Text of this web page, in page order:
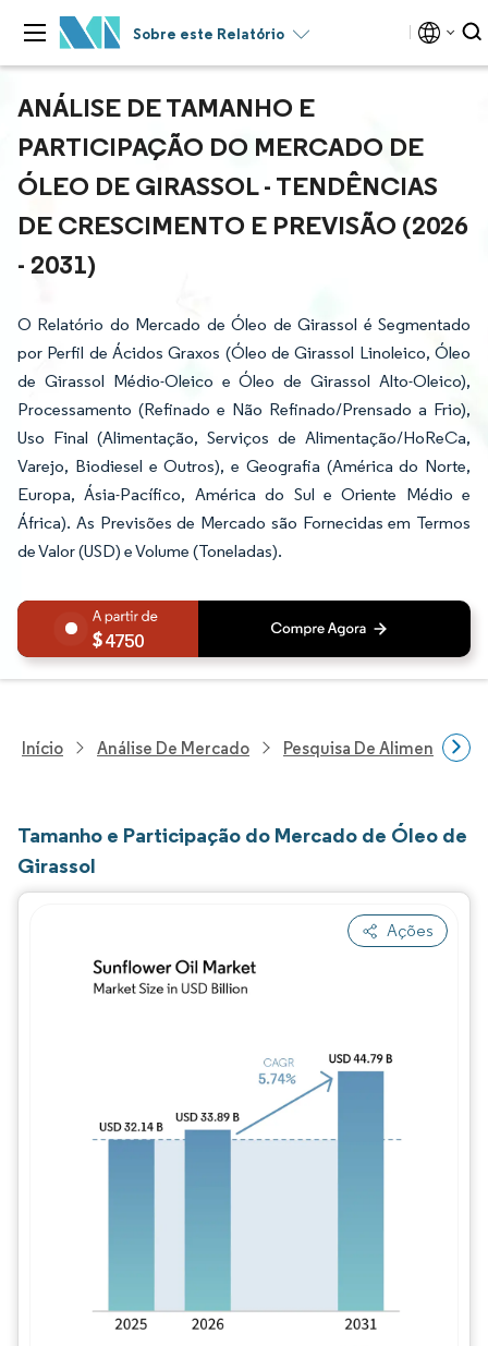
Sobre este Relatório
ANÁLISE DE TAMANHO E
PARTICIPAÇÃO DO MERCADO DE
ÓLEO DE GIRASSOL - TENDÊNCIAS
DE CRESCIMENTO E PREVISÃO (2026
- 2031)
O Relatório do Mercado de Óleo de Girassol é Segmentado
por Perfil de Ácidos Graxos (Óleo de Girassol Linoleico, Óleo
de Girassol Médio-Oleico e Óleo de Girassol Alto-Oleico),
Processamento (Refinado e Não Refinado/Prensado a Frio),
Uso Final (Alimentação, Serviços de Alimentação/HoReCa,
Varejo, Biodiesel e Outros), e Geografia (América do Norte,
Europa, Ásia-Pacífico, América do Sul e Oriente Médio e
África). As Previsões de Mercado são Fornecidas em Termos
de Valor (USD) e Volume (Toneladas).
4750
Início Análise De Mercado Pesquisa De Alimentos E
Tamanho e Participação do Mercado de Óleo de
Girassol
Ações